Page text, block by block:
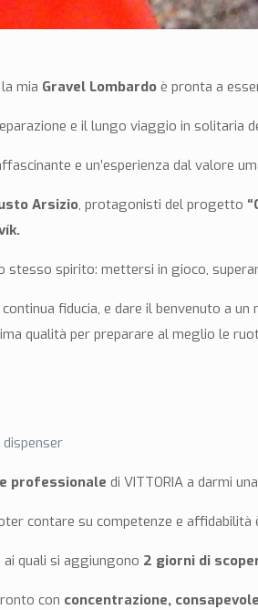
mia Gravel Lombardo è pronta a
e il lungo viaggio in solitaria
e un’esperienza dal valore
Arsizio, protagonisti del progetto
spirito: mettersi in gioco,
fiducia, e dare il benvenuto a
qualità per preparare al meglio le
dispenser
professionale di VITTORIA a darmi
contare su competenze e affidabilità
ai quali si aggiungono 2 giorni di
con concentrazione,